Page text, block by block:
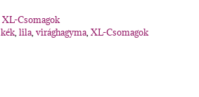
XL-Csomagok
kék, lila, virághagyma, XL-Csomagok